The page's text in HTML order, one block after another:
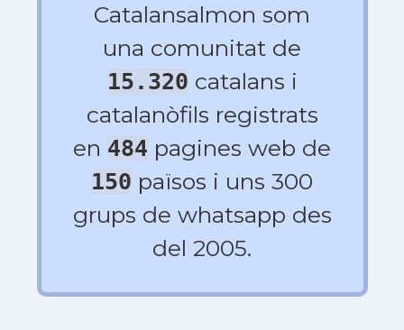
Catalansalmon som
una comunitat de
15.320 catalans i
catalanòfils registrats
en 484 pagines web de
150 països i uns 300
grups de whatsapp des
del 2005.